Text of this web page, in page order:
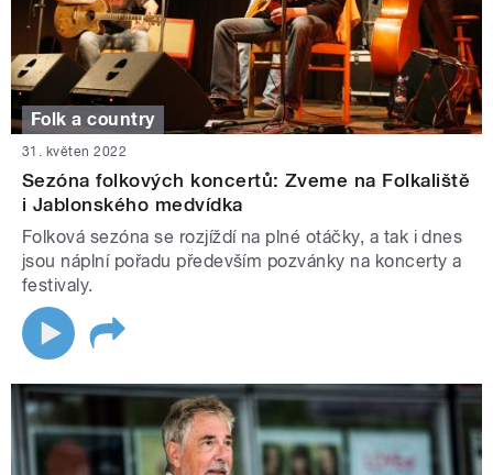
Folk a country
31. květen 2022
Sezóna folkových koncertů: Zveme na Folkaliště
i Jablonského medvídka
Folková sezóna se rozjíždí na plné otáčky, a tak i dnes
jsou náplní pořadu především pozvánky na koncerty a
festivaly.